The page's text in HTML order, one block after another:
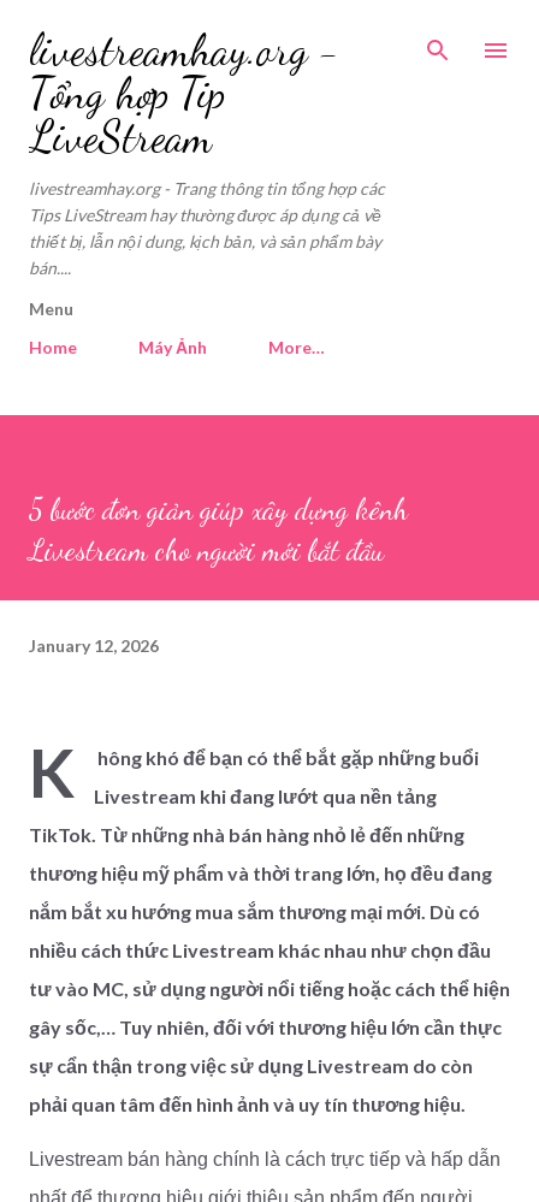
Skip to main content
livestreamhay.org -
Tổng hợp Tip
LiveStream
livestreamhay.org - Trang thông tin tổng hợp các
Tips LiveStream hay thường được áp dụng cả về
thiết bị, lẫn nội dung, kịch bản, và sản phẩm bày
bán....
Menu
Home
Máy Ảnh More…
5 bước đơn giản giúp xây dựng kênh
Livestream cho người mới bắt đầu
January 12, 2026
K
hông khó để bạn có thể bắt gặp những buổi
Livestream khi đang lướt qua nền tảng
TikTok. Từ những nhà bán hàng nhỏ lẻ đến những
thương hiệu mỹ phẩm và thời trang lớn, họ đều đang
nắm bắt xu hướng mua sắm thương mại mới. Dù có
nhiều cách thức Livestream khác nhau như chọn đầu
tư vào MC, sử dụng người nổi tiếng hoặc cách thể hiện
gây sốc,… Tuy nhiên, đối với thương hiệu lớn cần thực
sự cẩn thận trong việc sử dụng Livestream do còn
phải quan tâm đến hình ảnh và uy tín thương hiệu.
Livestream bán hàng chính là cách trực tiếp và hấp dẫn
nhất để thương hiệu giới thiệu sản phẩm đến người